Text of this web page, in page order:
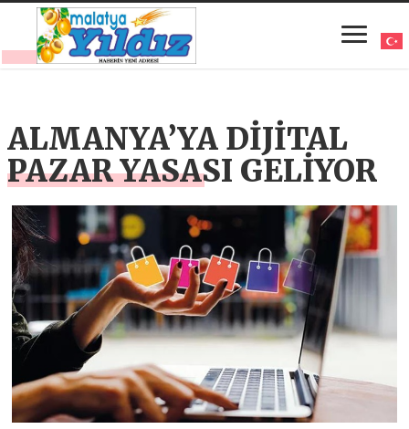
ALMANYA’YA DİJİTAL
PAZAR YASASI GELİYOR